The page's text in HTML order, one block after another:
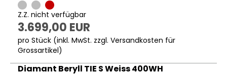
Z.Z. nicht verfügbar
3.699,00 EUR
pro Stück (inkl. MwSt. zzgl. Versandkosten für
Grossartikel)
Diamant Beryll TIE S Weiss 400WH